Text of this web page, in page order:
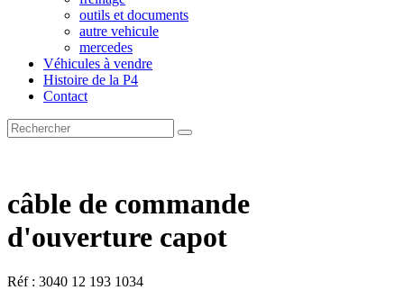
outils et documents
autre vehicule
mercedes
Véhicules à vendre
Histoire de la P4
Contact
câble de commande
d'ouverture capot
Réf : 3040 12 193 1034